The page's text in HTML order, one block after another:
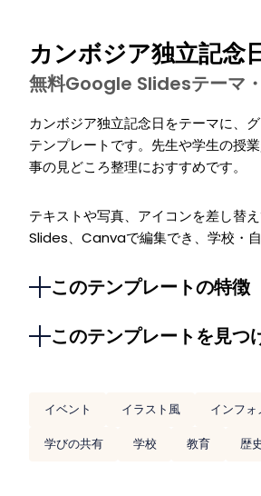
カンボジア独立記念
無料Google Slidesテーマ
カンボジア独立記念日をテーマに、
テンプレートです。先生や学生の授
事の見どころ整理におすすめです。
テキストや写真、アイコンを差し替
Slides、Canvaで編集でき、学校・
このテンプレートの特徴
このテンプレートを見つ
イベント イラスト風 インフ
学びの共有
学校 教育 歴史